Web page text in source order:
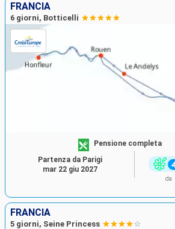
FRANCIA
6 giorni, Botticelli
Pensione completa
da
Partenza da Parigi
mar 22 giu 2027
FRANCIA
5 giorni, Seine Princess